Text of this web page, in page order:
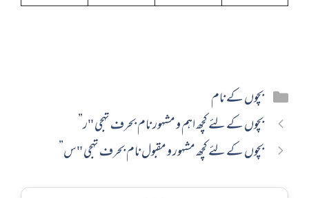
Categories
بچوں کے نام
بچوں کے لئے کچھ اہم و مشہور نام بحرف تہجی "ر”
بچوں کے لئے کچھ مشہور و مقبول نام بحرف تہجی "س”